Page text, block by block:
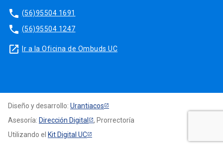
phone (56)95504 1691
phone (56)95504 1247
launch Ir a la Oficina de Ombuds UC
Diseño y desarrollo: Urantiacos
Asesoría: Dirección Digital
, Prorrectoría
Utilizando el Kit Digital UC